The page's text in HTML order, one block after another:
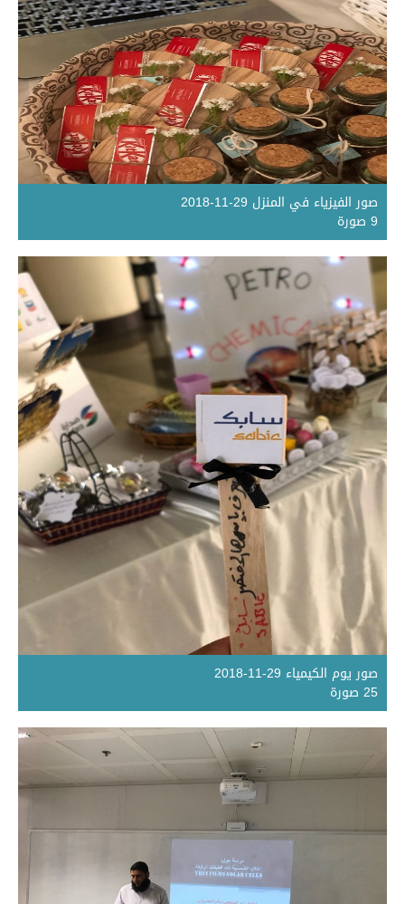
صور الفيزياء في المنزل 29-11-2018
9 صورة
صور يوم الكيمياء 29-11-2018
25 صورة